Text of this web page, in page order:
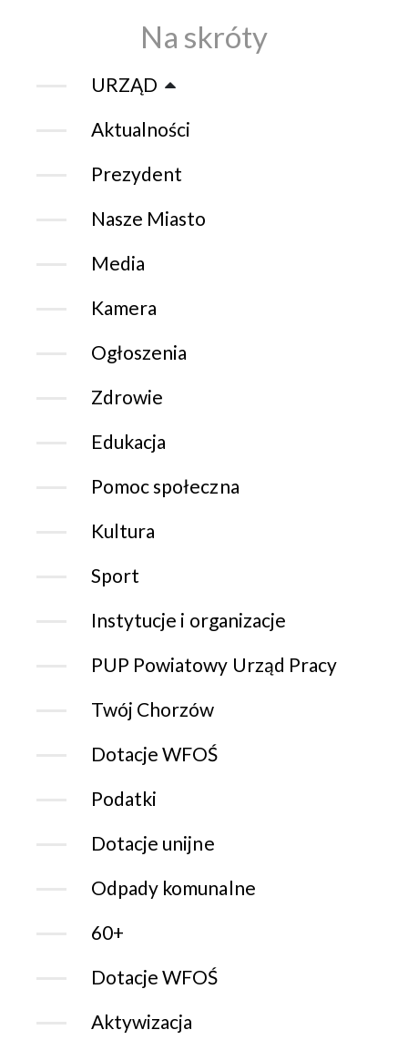
Na skróty
URZĄD
Aktualności
Prezydent
Nasze Miasto
Media
Kamera
Ogłoszenia
Zdrowie
Edukacja
Pomoc społeczna
Kultura
Sport
Instytucje i organizacje
PUP Powiatowy Urząd Pracy
Twój Chorzów
Dotacje WFOŚ
Podatki
Dotacje unijne
Odpady komunalne
60+
Dotacje WFOŚ
Aktywizacja